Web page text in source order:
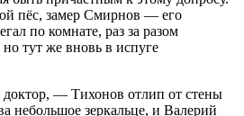
пёс, замер Смирнов — его
по комнате, раз за разом
тут же вновь в испуге
— Тихонов отлип от стены
небольшое зеркальце, и Валерий